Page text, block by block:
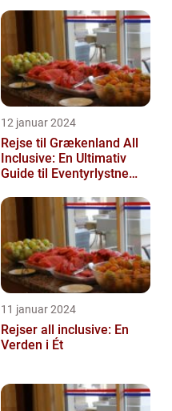
Historie
12 januar 2024
Rejse til Grækenland All
Inclusive: En Ultimativ
Guide til Eventyrlystne
11 januar 2024
Rejser all inclusive: En
Verden i Ét